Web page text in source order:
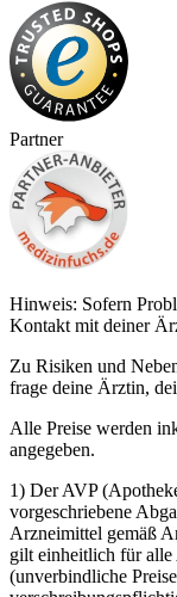
Partner
Hinweis: Sofern
Kontakt mit deiner
Zu Risiken und
frage deine Ärztin,
Alle Preise werden
angegeben.
1) Der AVP
vorgeschriebene
Arzneimittel gemäß
gilt einheitlich für
(unverbindliche